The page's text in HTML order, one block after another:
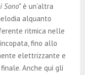
Sono”è un’altra
alquanto
ritmica nelle
fino allo
elettrizzante e
Anche qui gli